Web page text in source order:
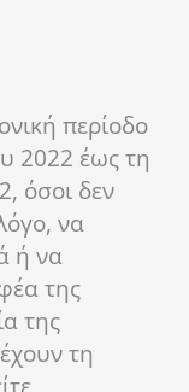
περίοδο
2022 έως τη
όσοι δεν
να
ή να
της
της
τη